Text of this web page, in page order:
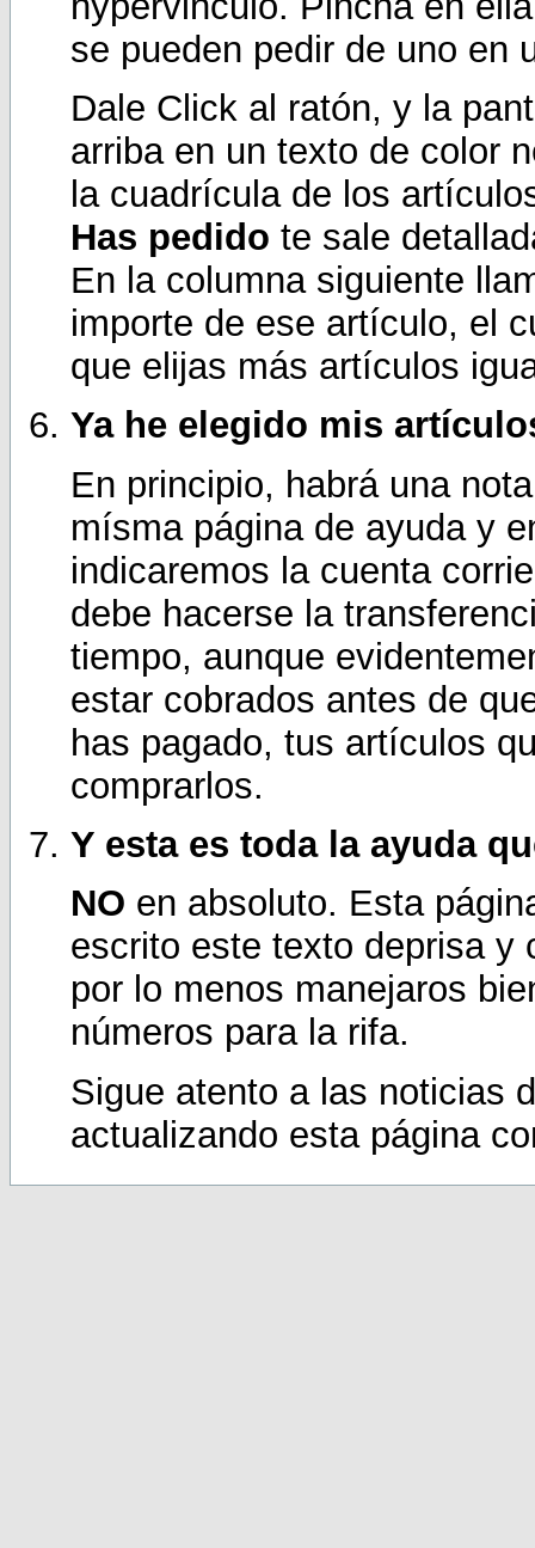
se pueden pedir de uno en
Dale Click al ratón, y la
arriba en un texto de color
la cuadrícula de los
Has pedido te sale
En la columna siguiente
importe de ese artículo, el
que elijas más artículos
Ya he elegido mis
En principio, habrá una
mísma página de ayuda y
indicaremos la cuenta
debe hacerse la
tiempo, aunque
estar cobrados antes de
has pagado, tus artículos
comprarlos.
Y esta es toda la ayuda
NO en absoluto. Esta
escrito este texto deprisa y
por lo menos manejaros
números para la rifa.
Sigue atento a las noticias
actualizando esta página